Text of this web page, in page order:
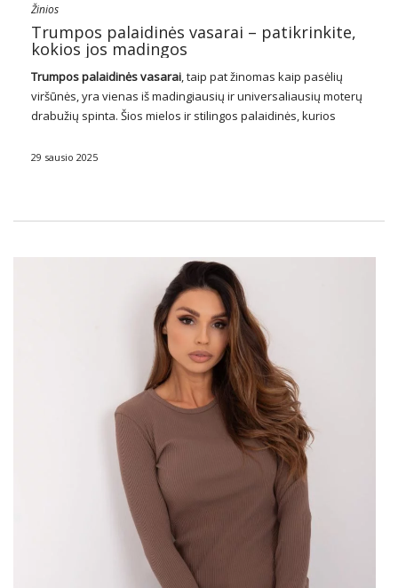
Žinios
Trumpos palaidinės vasarai – patikrinkite,
kokios jos madingos
Trumpospalaidinėsvasarai, taip pat žinomas kaip pasėlių
viršūnės, yra vienas iš madingiausių ir universaliausių moterų
drabužių spinta. Šios mielos ir stilingos palaidinės, kurios
kasdienių iki elegantiškesnių! Crop viršūnės laimėjo
29 sausio 2025